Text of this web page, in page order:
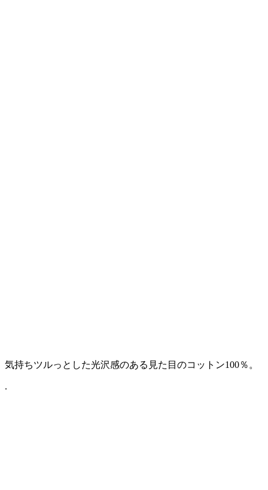
気持ちツルっとした光沢感のある見た目のコットン100％。
.